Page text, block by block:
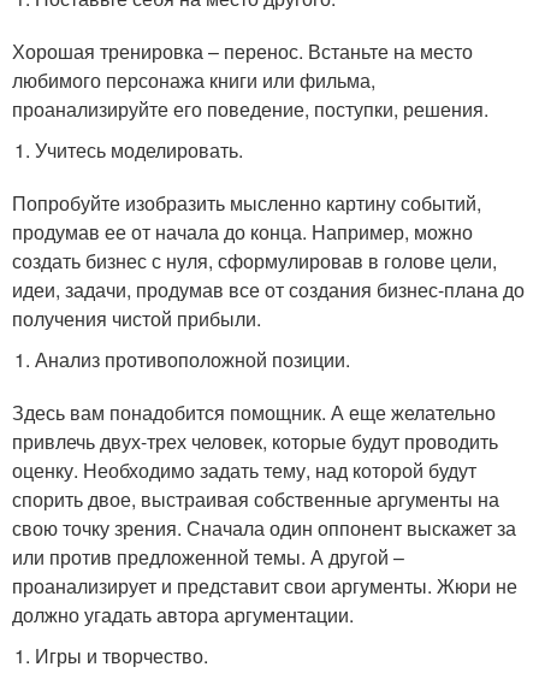
Хорошая тренировка – перенос. Встаньте на место
любимого персонажа книги или фильма,
проанализируйте его поведение, поступки, решения.
Учитесь моделировать.
Попробуйте изобразить мысленно картину событий,
продумав ее от начала до конца. Например, можно
создать бизнес с нуля, сформулировав в голове цели,
идеи, задачи, продумав все от создания бизнес-плана до
получения чистой прибыли.
Анализ противоположной позиции.
Здесь вам понадобится помощник. А еще желательно
привлечь двух-трех человек, которые будут проводить
оценку. Необходимо задать тему, над которой будут
спорить двое, выстраивая собственные аргументы на
свою точку зрения. Сначала один оппонент выскажет за
или против предложенной темы. А другой –
проанализирует и представит свои аргументы. Жюри не
должно угадать автора аргументации.
Игры и творчество.